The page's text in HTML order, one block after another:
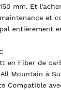
mm. Et
et
entièrement
en Fiber de
Mountain à
Compatible